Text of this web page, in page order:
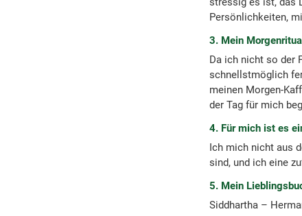
Persönlichkeiten,
3. Mein
Da ich nicht so der
schnellstmöglich
meinen Morgen-
der Tag für mich
4. Für mich ist es
Ich mich nicht aus
sind, und ich eine
5. Mein
Siddhartha –